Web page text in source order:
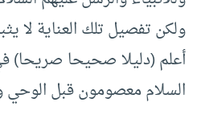
ولكن تفصيل تلك العناية لا
أعلم (دليلا صحيحا صريحا)
السلام معصومون قبل الوحي